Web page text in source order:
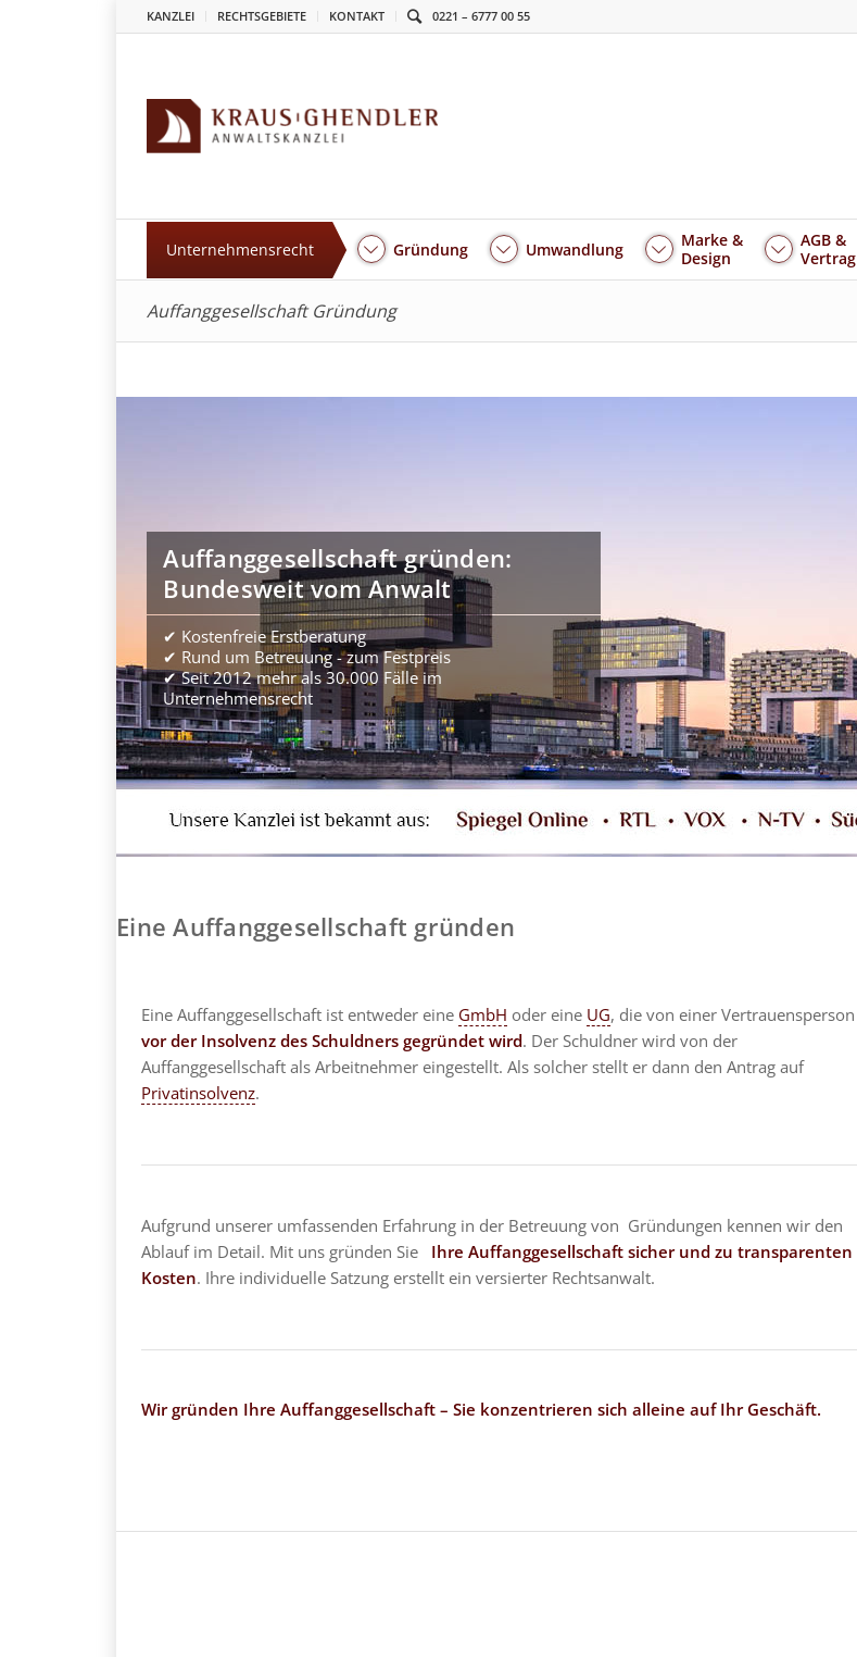
KANZLEI RECHTSGEBIETE KONTAKT 0221 – 6777 00 55
Unternehmensrecht Gründung Umwandlung
Marke &
Design
AGB &
Vertrag
Auffanggesellschaft Gründung
Auffanggesellschaft gründen:
Bundesweit vom Anwalt
✔ Kostenfreie Erstberatung
✔ Rund um Betreuung - zum Festpreis
✔ Seit 2012 mehr als 30.000 Fälle im
Unternehmensrecht
Eine Auffanggesellschaft gründen
Eine Auffanggesellschaft ist entweder eine GmbH oder eine UG, die von einer Vertrauensperson
vor der Insolvenz des Schuldners gegründet wird. Der Schuldner wird von der
Auffanggesellschaft als Arbeitnehmer eingestellt. Als solcher stellt er dann den Antrag auf
Privatinsolvenz.
Aufgrund unserer umfassenden Erfahrung in der Betreuung von Gründungen kennen wir den
Ablauf im Detail. Mit uns gründen Sie Ihre Auffanggesellschaft sicher und zu transparenten
Kosten. Ihre individuelle Satzung erstellt ein versierter Rechtsanwalt.
Wir gründen Ihre Auffanggesellschaft – Sie konzentrieren sich alleine auf Ihr Geschäft.